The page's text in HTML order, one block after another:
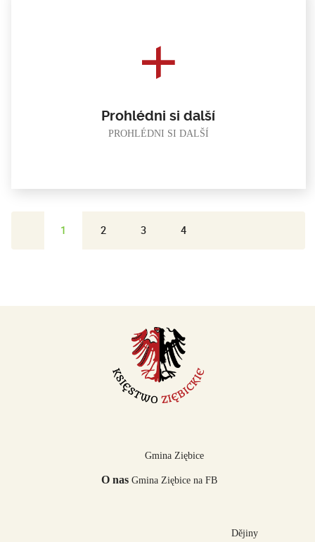
Kamieńcu Ząbkowickim
Kamieniec Ząbkowicki
Prohlédni si další
PROHLÉDNI SI DALŠÍ
1 2 3 4
O nas
Gmina Ziębice
Gmina Ziębice na FB
Dějiny